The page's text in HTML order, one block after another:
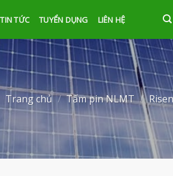
TIN TỨC TUYỂN DỤNG LIÊN HỆ
Trang chủ / Tấm pin NLMT /